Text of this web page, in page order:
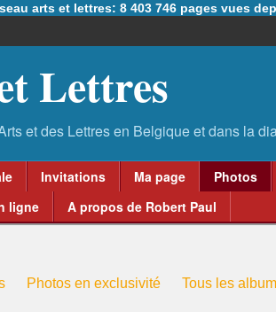
arts et lettres: 8 403 746 pages vues
Lettres
Invitations Ma page Photos
ligne
A propos de Robert Paul
Photos en exclusivité Tous les